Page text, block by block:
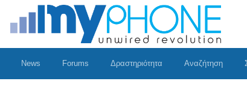
News Forums Δραστηριότητα Αναζήτηση